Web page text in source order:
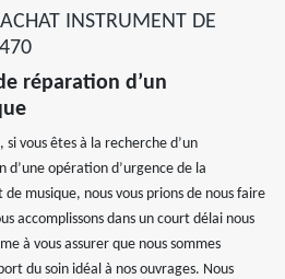
INSTRUMENT DE
réparation d’un
vous êtes à la recherche d’un
d’une opération d’urgence de la
musique, nous vous prions de nous faire
accomplissons dans un court délai nous
à vous assurer que nous sommes
du soin idéal à nos ouvrages. Nous